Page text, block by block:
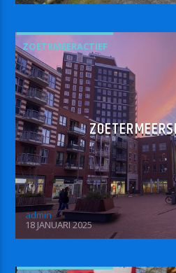
ZOETRMEERACTIEF
admin
18 JANUARI 2025